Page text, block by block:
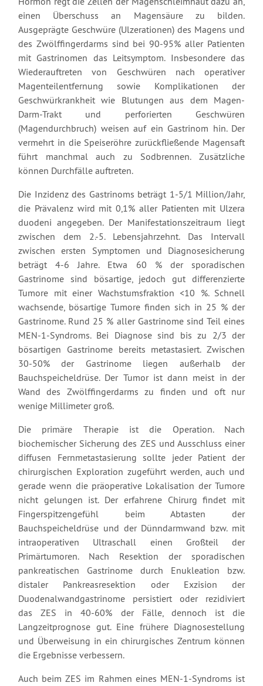
einen Überschuss an Magensäure zu bilden.
Ausgeprägte Geschwüre (Ulzerationen) des Magens und
des Zwölffingerdarms sind bei 90-95% aller Patienten
mit Gastrinomen das Leitsymptom. Insbesondere das
Wiederauftreten von Geschwüren nach operativer
Magenteilentfernung sowie Komplikationen der
Geschwürkrankheit wie Blutungen aus dem Magen-
Darm-Trakt und perforierten Geschwüren
(Magendurchbruch) weisen auf ein Gastrinom hin. Der
vermehrt in die Speiseröhre zurückfließende Magensaft
führt manchmal auch zu Sodbrennen. Zusätzliche
können Durchfälle auftreten.
Die Inzidenz des Gastrinoms beträgt 1-5/1 Million/Jahr,
die Prävalenz wird mit 0,1% aller Patienten mit Ulzera
duodeni angegeben. Der Manifestationszeitraum liegt
zwischen dem 2.-5. Lebensjahrzehnt. Das Intervall
zwischen ersten Symptomen und Diagnosesicherung
beträgt 4-6 Jahre. Etwa 60 % der sporadischen
Gastrinome sind bösartige, jedoch gut differenzierte
Tumore mit einer Wachstumsfraktion <10 %. Schnell
wachsende, bösartige Tumore finden sich in 25 % der
Gastrinome. Rund 25 % aller Gastrinome sind Teil eines
MEN-1-Syndroms. Bei Diagnose sind bis zu 2/3 der
bösartigen Gastrinome bereits metastasiert. Zwischen
30-50% der Gastrinome liegen außerhalb der
Bauchspeicheldrüse. Der Tumor ist dann meist in der
Wand des Zwölffingerdarms zu finden und oft nur
wenige Millimeter groß.
Die primäre Therapie ist die Operation. Nach
biochemischer Sicherung des ZES und Ausschluss einer
diffusen Fernmetastasierung sollte jeder Patient der
chirurgischen Exploration zugeführt werden, auch und
gerade wenn die präoperative Lokalisation der Tumore
nicht gelungen ist. Der erfahrene Chirurg findet mit
Fingerspitzengefühl beim Abtasten der
Bauchspeicheldrüse und der Dünndarmwand bzw. mit
intraoperativen Ultraschall einen Großteil der
Primärtumoren. Nach Resektion der sporadischen
pankreatischen Gastrinome durch Enukleation bzw.
distaler Pankreasresektion oder Exzision der
Duodenalwandgastrinome persistiert oder rezidiviert
das ZES in 40-60% der Fälle, dennoch ist die
Langzeitprognose gut. Eine frühere Diagnosestellung
und Überweisung in ein chirurgisches Zentrum können
die Ergebnisse verbessern.
Auch beim ZES im Rahmen eines MEN-1-Syndroms ist